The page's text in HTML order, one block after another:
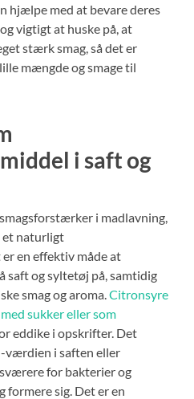
hjælpe med at bevare deres
vigtigt at huske på, at
stærk smag, så det er
mængde og smage til
i saft og
i madlavning,
et naturligt
en effektiv måde at
saft og syltetøj på, samtidig
smag og aroma.Citronsyre
sukker eller som
eddike i opskrifter. Det
værdien i saften eller
for bakterier og
formere sig. Det er en